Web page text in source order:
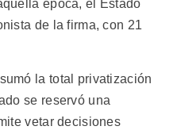
época, el Estado
de la firma, con 21
la total privatización
se reservó una
vetar decisiones